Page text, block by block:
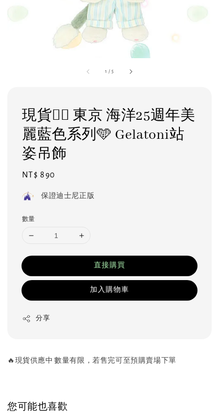
1 /5
現貨❤️‍🔥 東京 海洋25週年美
麗藍色系列🩵 Gelatoni站
姿吊飾
Regular
NT$ 890
保證迪士尼正版
數量
直接購買
加入購物車
分享
🔥現貨供應中 數量有限，若售完可至預購賣場下單
您可能也喜歡